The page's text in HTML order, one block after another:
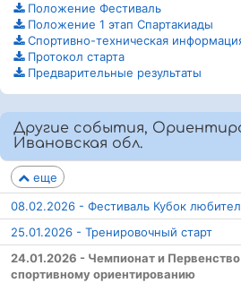
Положение Фестиваль
Положение 1 этап Спартакиады
Спортивно-техническая
Протокол старта
Предварительные результаты
Другие события,
Ивановская обл.
еще
08.02.2026 - Фестиваль Кубок
25.01.2026 - Тренировочный старт
24.01.2026 - Чемпионат и
спортивному ориентированию